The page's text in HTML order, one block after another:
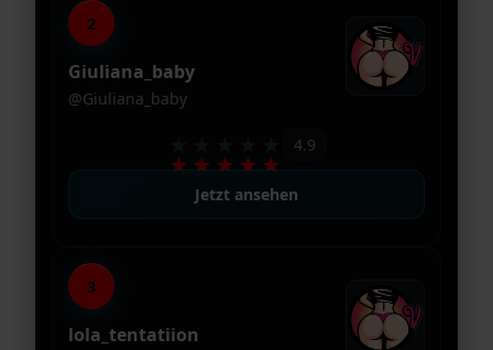
2
Giuliana_baby
@Giuliana_baby
★★★★★
4.9
Jetzt ansehen
3
lola_tentatiion